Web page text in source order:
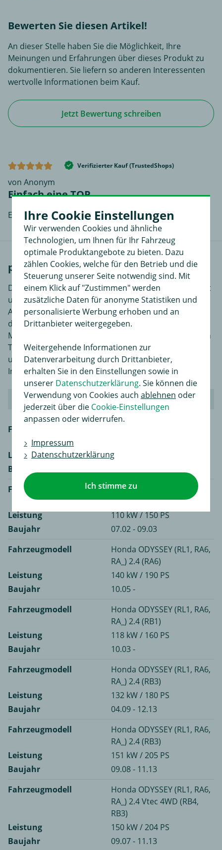
Bewerten Sie diesen Artikel!
An dieser Stelle haben Sie die Möglichkeit, Ihre
Meinungen und Erfahrungen über dieses Produkt zu
dokumentieren. Sie liefern so anderen Interessenten
wertvolle Informationen beim Kauf.
Jetzt Bewertung schreiben
Verifizierter Kauf (TrustedShops)
von Anonym
Einfach eine TOP
Einfach eine top Beratung - Gute Preise
passende Fahrzeuge
Der japanische Konzern Honda wurde 1948 gegründet
und produziert neben Autos auch Motorräder und
Außenbordmotoren. Insbesondere als Markführer für
die Herstellung von Motorrädern ist Honda auch im
Motorsport sehr erfolgreich. Der Autobauer mit Sitz in
Tokio ist neben Toyota einer der wenigen
unabhängigen Auto Hersteller, die ohne das Geld von
Investoren oder Fusionierung am Markt bestehen.
Honda ODYSSEY (RL1, RA6, RA_)
Fahrzeugmodell
Leistung
110 kW / 150 PS
Baujahr
Fahrzeugmodell
Honda ODYSSEY (RL1, RA6,
RA_) 2.3 4x4 (RA7)
Leistung
110 kW / 150 PS
Baujahr
07.02 - 09.03
Fahrzeugmodell
Honda ODYSSEY (RL1, RA6,
RA_) 2.4 (RA6)
Leistung
140 kW / 190 PS
Baujahr
10.05 -
Fahrzeugmodell
Honda ODYSSEY (RL1, RA6,
RA_) 2.4 (RB1)
Leistung
118 kW / 160 PS
Baujahr
10.03 -
Fahrzeugmodell
Honda ODYSSEY (RL1, RA6,
RA_) 2.4 (RB3)
Leistung
132 kW / 180 PS
Baujahr
04.09 - 12.13
Fahrzeugmodell
Honda ODYSSEY (RL1, RA6,
RA_) 2.4 (RB3)
Leistung
151 kW / 205 PS
Baujahr
09.08 - 11.13
Fahrzeugmodell
Honda ODYSSEY (RL1, RA6,
RA_) 2.4 Vtec 4WD (RB4,
RB3)
Leistung
150 kW / 204 PS
Baujahr
09.07 - 11.13
Ihre Cookie Einstellungen
Wir verwenden Cookies und ähnliche
Technologien, um Ihnen für Ihr Fahrzeug
optimale Produktangebote zu bieten. Dazu
zählen Cookies, welche für den Betrieb und die
Steuerung unserer Seite notwendig sind. Mit
einem Klick auf "Zustimmen" werden
zusätzliche Daten für anonyme Statistiken und
personalisierte Werbung erhoben und an
Drittanbieter weitergegeben.
Weitergehende Informationen zur
Datenverarbeitung durch Drittanbieter,
erhalten Sie in den Einstellungen sowie in
unserer Datenschutzerklärung. Sie können die
Verwendung von Cookies auch ablehnen oder
jederzeit über die Cookie-Einstellungen
anpassen oder widerrufen.
Impressum
Datenschutzerklärung
Ich stimme zu